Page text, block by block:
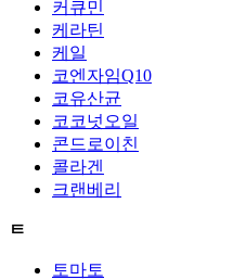
커큐민
케라틴
케일
코엔자임Q10
코유산균
코코넛오일
콘드로이친
콜라겐
크랜베리
ㅌ
토마토